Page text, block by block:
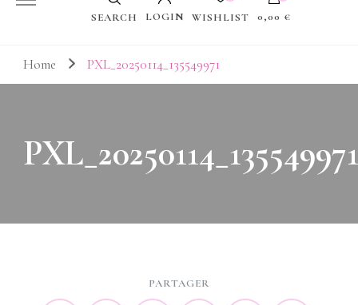
SEARCH LOGIN WISHLIST 0,00 €
Votre panier est vide.
Home PXL_20250114_135549971
PXL_20250114_135549971
PARTAGER